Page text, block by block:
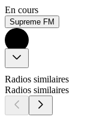
En cours
Supreme FM
Radios similaires
Radios similaires